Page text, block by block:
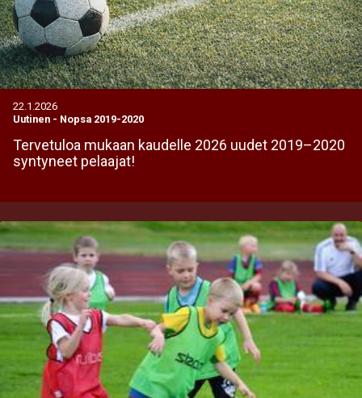
22.1.2026
Uutinen - Nopsa 2019-2020
Tervetuloa mukaan kaudelle 2026 uudet 2019–2020
syntyneet pelaajat!